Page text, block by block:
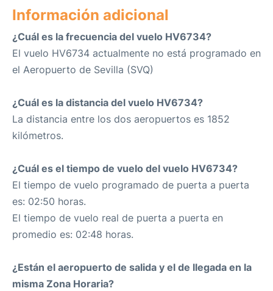
Información adicional
¿Cuál es la frecuencia del vuelo HV6734?
El vuelo HV6734 actualmente no está programado en
el Aeropuerto de Sevilla (SVQ)
¿Cuál es la distancia del vuelo HV6734?
La distancia entre los dos aeropuertos es 1852
kilómetros.
¿Cuál es el tiempo de vuelo del vuelo HV6734?
El tiempo de vuelo programado de puerta a puerta
es: 02:50 horas.
El tiempo de vuelo real de puerta a puerta en
promedio es: 02:48 horas.
¿Están el aeropuerto de salida y el de llegada en la
misma Zona Horaria?